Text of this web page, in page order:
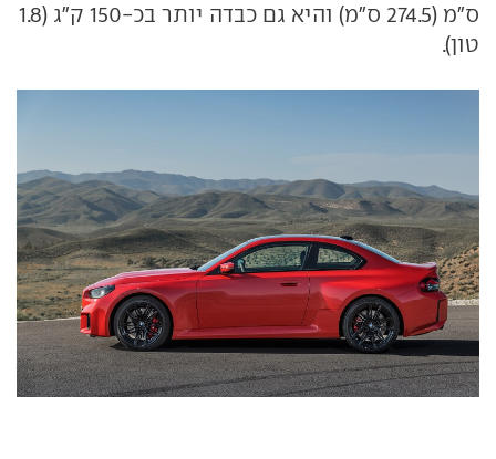
ס"מ (274.5 ס"מ) והיא גם כבדה יותר בכ-150 ק"ג (1.8
טון).